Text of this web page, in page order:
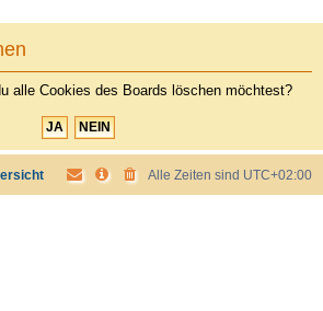
alle Cookies des Boards löschen möchtest?
Alle Zeiten sind UTC+02:00